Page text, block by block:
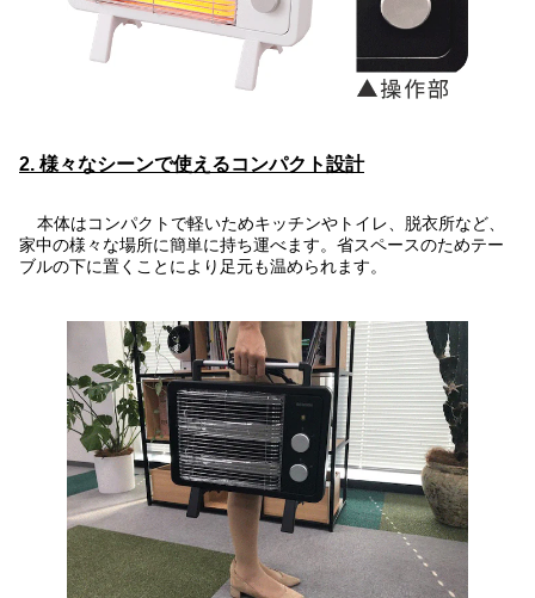
2. 様々なシーンで使えるコンパクト設計
本体はコンパクトで軽いためキッチンやトイレ、脱衣所など、
家中の様々な場所に簡単に持ち運べます。省スペースのためテー
ブルの下に置くことにより足元も温められます。